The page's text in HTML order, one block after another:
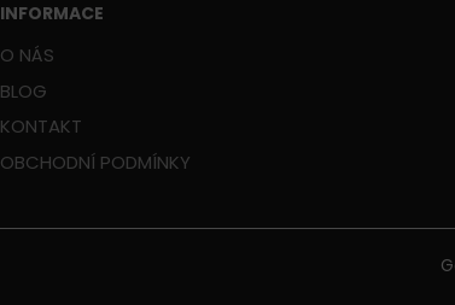
INFORMACE
O NÁS
BLOG
KONTAKT
OBCHODNÍ PODMÍNKY